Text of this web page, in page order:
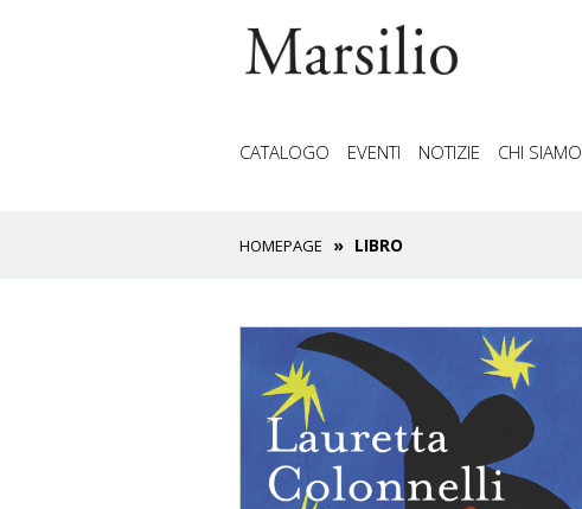
CATALOGO EVENTI NOTIZIE CHI SIAMO
HOMEPAGE LIBRO